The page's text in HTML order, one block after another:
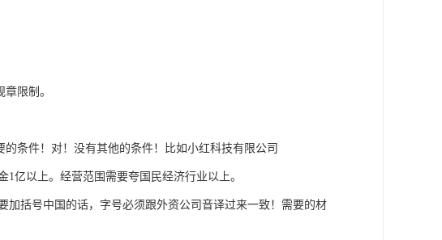
限制。
条件！对！没有其他的条件！比如小红科技有限公司
亿以上。经营范围需要夸国民经济行业以上。
括号中国的话，字号必须跟外资公司音译过来一致！需要的材